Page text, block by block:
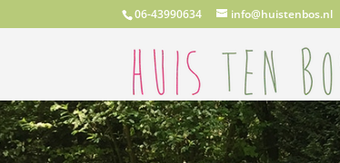
06-43990634 info@huistenbos.nl